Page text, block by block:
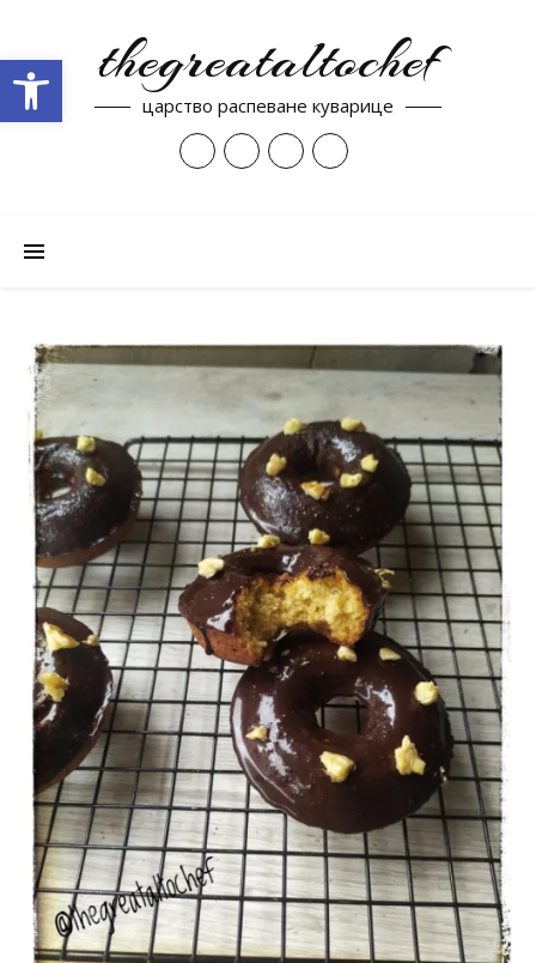
thegreataltochef
царство распеване куварице
Open toolbar